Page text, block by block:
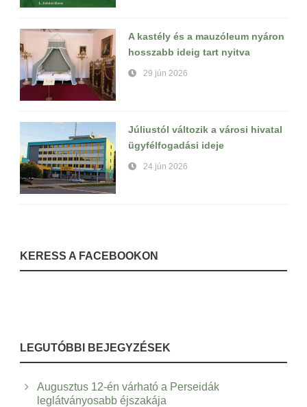
A kastély és a mauzóleum nyáron
hosszabb ideig tart nyitva
29 jún 2026
Júliustól változik a városi hivatal
ügyfélfogadási ideje
24 jún 2026
KERESS A FACEBOOKON
LEGUTÓBBI BEJEGYZÉSEK
Augusztus 12-én várható a Perseidák
leglátványosabb éjszakája